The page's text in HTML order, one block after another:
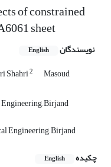
of constrained
sheet
نویسندگان English
Shahri2 Masoud
Birjand
Engineering, Birjand
چکیده
English